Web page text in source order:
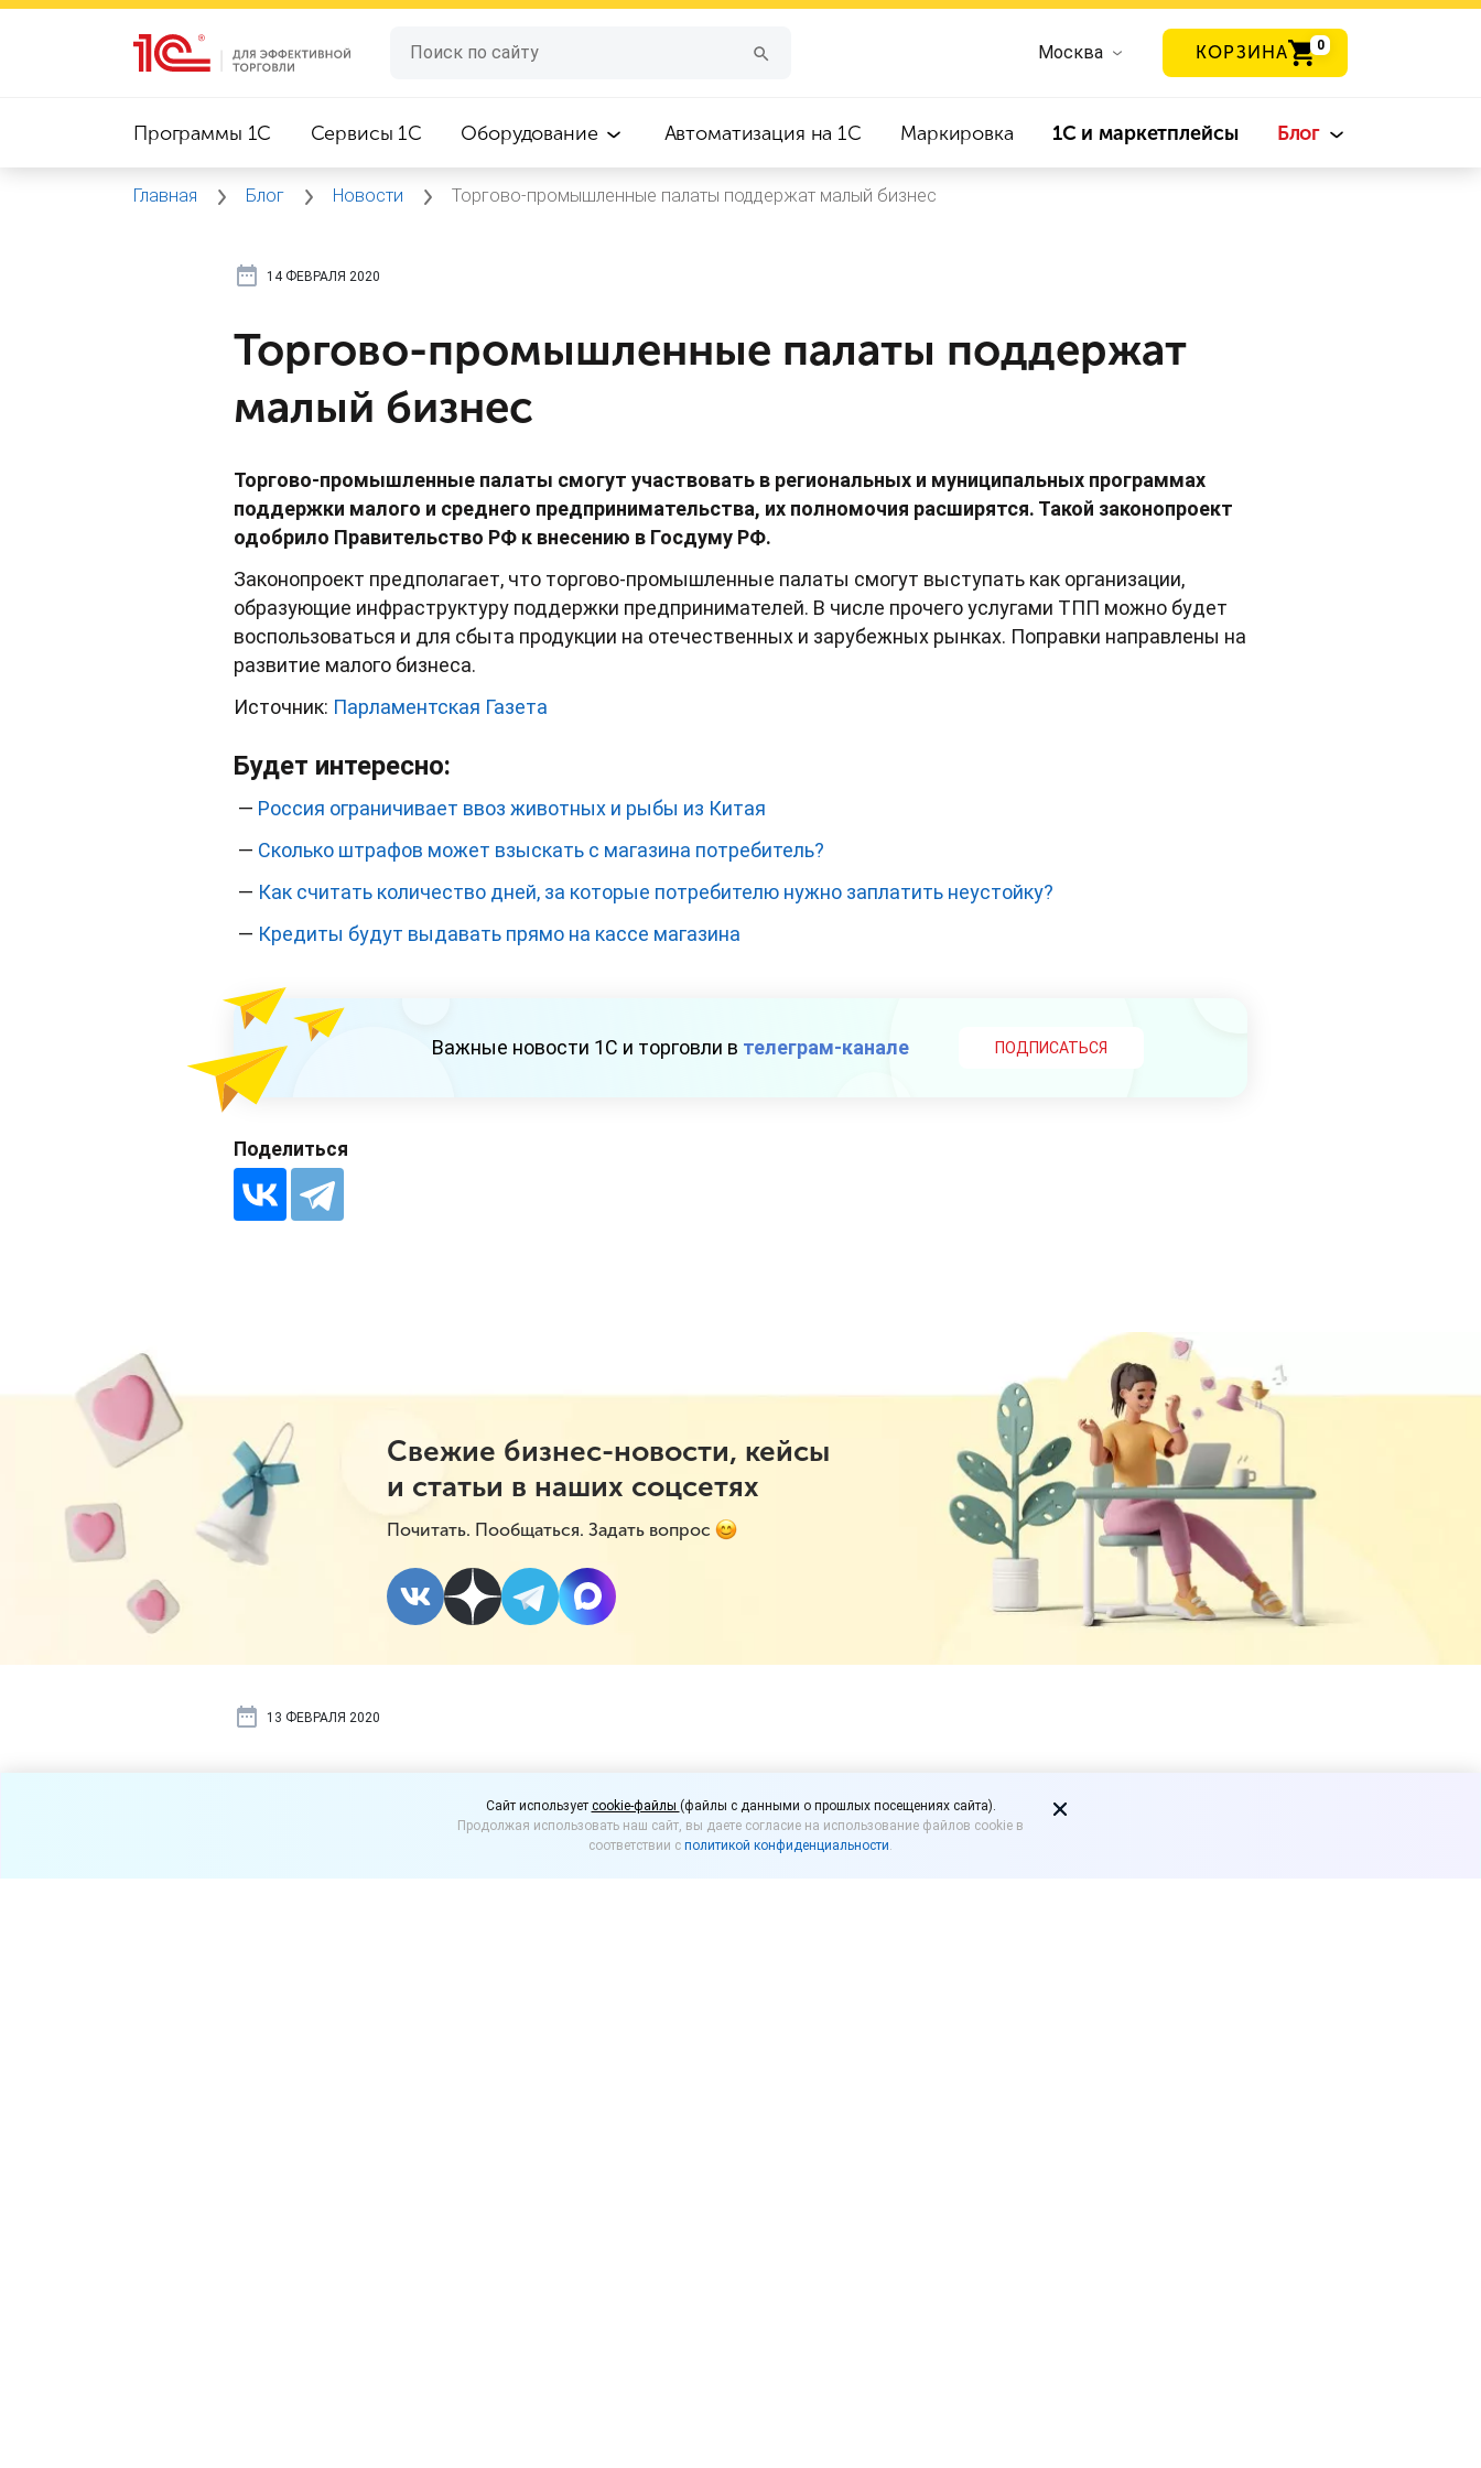
Москва КОРЗИНА 0
Программы 1C Сервисы 1C Оборудование Автоматизация на 1С Маркировка 1С и маркетплейсы Блог
Главная Блог Новости Торгово-промышленные палаты поддержат малый бизнес
14 ФЕВРАЛЯ 2020
Торгово-промышленные палаты поддержат
малый бизнес
Торгово-промышленные палаты смогут участвовать в региональных и муниципальных программах
поддержки малого и среднего предпринимательства, их полномочия расширятся. Такой законопроект
одобрило Правительство РФ к внесению в Госдуму РФ.
Законопроект предполагает, что торгово-промышленные палаты смогут выступать как организации,
образующие инфраструктуру поддержки предпринимателей. В числе прочего услугами ТПП можно будет
воспользоваться и для сбыта продукции на отечественных и зарубежных рынках. Поправки направлены на
развитие малого бизнеса.
Источник: Парламентская Газета
Будет интересно:
— Россия ограничивает ввоз животных и рыбы из Китая
— Сколько штрафов может взыскать с магазина потребитель?
— Как считать количество дней, за которые потребителю нужно заплатить неустойку?
— Кредиты будут выдавать прямо на кассе магазина
Важные новости 1С и торговли в телеграм-канале ПОДПИСАТЬСЯ
Поделиться
Свежие бизнес-новости, кейсы
и статьи в наших соцсетях
Почитать. Пообщаться. Задать вопрос
13 ФЕВРАЛЯ 2020
Надо ли получать разрешение на вывеску с
изображением товара?
Cайт использует cookie-файлы (файлы с данными о прошлых посещениях сайта).
Продолжая использовать наш сайт, вы даете согласие на использование файлов cookie в
соответствии с политикой конфиденциальности.